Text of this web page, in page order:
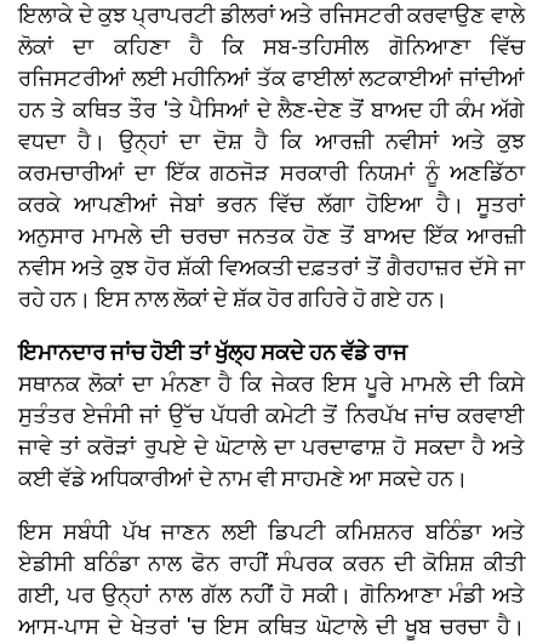
ਇਲਾਕੇ ਦੇ ਕੁਝ ਪ੍ਰਾਪਰਟੀ ਡੀਲਰਾਂ ਅਤੇ ਰਜਿਸਟਰੀ ਕਰਵਾਉਣ ਵਾਲੇ
ਲੋਕਾਂ ਦਾ ਕਹਿਣਾ ਹੈ ਕਿ ਸਬ-ਤਹਿਸੀਲ ਗੋਨਿਆਣਾ ਵਿੱਚ
ਰਜਿਸਟਰੀਆਂ ਲਈ ਮਹੀਨਿਆਂ ਤੱਕ ਫਾਈਲਾਂ ਲਟਕਾਈਆਂ ਜਾਂਦੀਆਂ
ਹਨ ਤੇ ਕਥਿਤ ਤੌਰ 'ਤੇ ਪੈਸਿਆਂ ਦੇ ਲੈਣ-ਦੇਣ ਤੋਂ ਬਾਅਦ ਹੀ ਕੰਮ ਅੱਗੇ
ਵਧਦਾ ਹੈ। ਉਨ੍ਹਾਂ ਦਾ ਦੋਸ਼ ਹੈ ਕਿ ਆਰਜ਼ੀ ਨਵੀਸਾਂ ਅਤੇ ਕੁਝ
ਕਰਮਚਾਰੀਆਂ ਦਾ ਇੱਕ ਗਠਜੋੜ ਸਰਕਾਰੀ ਨਿਯਮਾਂ ਨੂੰ ਅਣਡਿੱਠਾ
ਕਰਕੇ ਆਪਣੀਆਂ ਜੇਬਾਂ ਭਰਨ ਵਿੱਚ ਲੱਗਾ ਹੋਇਆ ਹੈ। ਸੂਤਰਾਂ
ਅਨੁਸਾਰ ਮਾਮਲੇ ਦੀ ਚਰਚਾ ਜਨਤਕ ਹੋਣ ਤੋਂ ਬਾਅਦ ਇੱਕ ਆਰਜ਼ੀ
ਨਵੀਸ ਅਤੇ ਕੁਝ ਹੋਰ ਸ਼ੱਕੀ ਵਿਅਕਤੀ ਦਫ਼ਤਰਾਂ ਤੋਂ ਗੈਰਹਾਜ਼ਰ ਦੱਸੇ ਜਾ
ਰਹੇ ਹਨ। ਇਸ ਨਾਲ ਲੋਕਾਂ ਦੇ ਸ਼ੱਕ ਹੋਰ ਗਹਿਰੇ ਹੋ ਗਏ ਹਨ।
ਇਮਾਨਦਾਰ ਜਾਂਚ ਹੋਈ ਤਾਂ ਖੁੱਲ੍ਹ ਸਕਦੇ ਹਨ ਵੱਡੇ ਰਾਜ
ਸਥਾਨਕ ਲੋਕਾਂ ਦਾ ਮੰਨਣਾ ਹੈ ਕਿ ਜੇਕਰ ਇਸ ਪੂਰੇ ਮਾਮਲੇ ਦੀ ਕਿਸੇ
ਸੁਤੰਤਰ ਏਜੰਸੀ ਜਾਂ ਉੱਚ ਪੱਧਰੀ ਕਮੇਟੀ ਤੋਂ ਨਿਰਪੱਖ ਜਾਂਚ ਕਰਵਾਈ
ਜਾਵੇ ਤਾਂ ਕਰੋੜਾਂ ਰੁਪਏ ਦੇ ਘੋਟਾਲੇ ਦਾ ਪਰਦਾਫਾਸ਼ ਹੋ ਸਕਦਾ ਹੈ ਅਤੇ
ਕਈ ਵੱਡੇ ਅਧਿਕਾਰੀਆਂ ਦੇ ਨਾਮ ਵੀ ਸਾਹਮਣੇ ਆ ਸਕਦੇ ਹਨ।
ਇਸ ਸਬੰਧੀ ਪੱਖ ਜਾਣਨ ਲਈ ਡਿਪਟੀ ਕਮਿਸ਼ਨਰ ਬਠਿੰਡਾ ਅਤੇ
ਏਡੀਸੀ ਬਠਿੰਡਾ ਨਾਲ ਫੋਨ ਰਾਹੀਂ ਸੰਪਰਕ ਕਰਨ ਦੀ ਕੋਸ਼ਿਸ਼ ਕੀਤੀ
ਗਈ, ਪਰ ਉਨ੍ਹਾਂ ਨਾਲ ਗੱਲ ਨਹੀਂ ਹੋ ਸਕੀ। ਗੋਨਿਆਣਾ ਮੰਡੀ ਅਤੇ
ਆਸ-ਪਾਸ ਦੇ ਖੇਤਰਾਂ 'ਚ ਇਸ ਕਥਿਤ ਘੋਟਾਲੇ ਦੀ ਖੂਬ ਚਰਚਾ ਹੈ।